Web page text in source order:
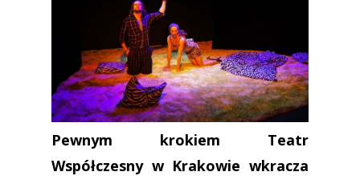
Pewnym krokiem Teatr
Współczesny w Krakowie wkracza